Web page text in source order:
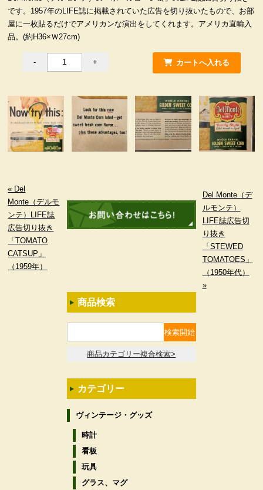
です。1957年のLIFE誌に掲載されていた広告を切り抜いたもので、お部
屋に一枚貼るだけでアメリカンな演出をしてくれます。アメリカ直輸入
品。(約H36×Ｗ27cm)
« Del
Monte（デルモ
ンテ）LIFE誌
広告切り抜き
「TOMATO
CATSUP」
（1959年）
Del Monte（デ
ルモンテ）
LIFE誌広告切
り抜き
「STEWED
TOMATOES」
（1950年代）
»
商品検索
商品カテゴリー複合検索>
カテゴリー
ヴィンテージ・グッズ
時計
看板
玩具
グラス、マグ